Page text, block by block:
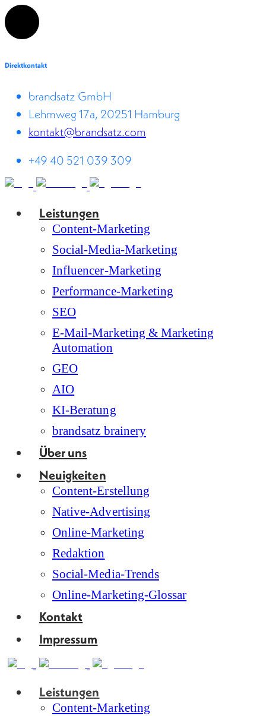
Direktkontakt
brandsatz GmbH
Lehmweg 17a, 20251 Hamburg
kontakt@brandsatz.com
+49 40 521 039 309
Leistungen
Content-Marketing
Social-Media-Marketing
Influencer-Marketing
Performance-Marketing
SEO
E-Mail-Marketing & Marketing
Automation
GEO
AIO
KI-Beratung
brandsatz brainery
Über uns
Neuigkeiten
Content-Erstellung
Native-Advertising
Online-Marketing
Redaktion
Social-Media-Trends
Online-Marketing-Glossar
Kontakt
Impressum
Leistungen
Content-Marketing